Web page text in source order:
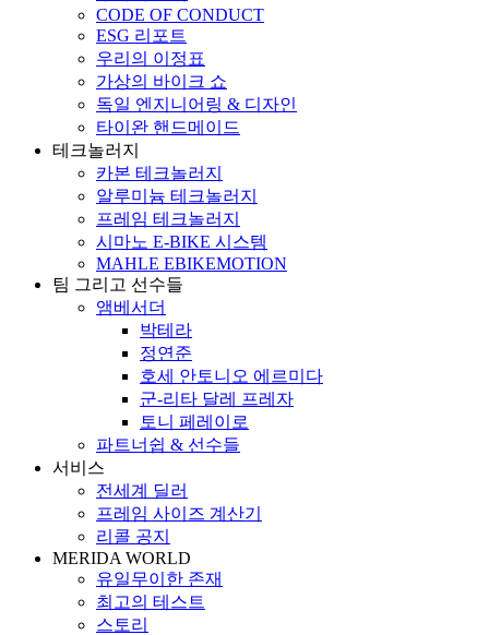
CODE OF CONDUCT
ESG 리포트
우리의 이정표
가상의 바이크 쇼
독일 엔지니어링 & 디자인
타이완 핸드메이드
테크놀러지
카본 테크놀러지
알루미늄 테크놀러지
프레임 테크놀러지
시마노 E-BIKE 시스템
MAHLE EBIKEMOTION
팀 그리고 선수들
앰베서더
박테라
정연준
호세 안토니오 에르미다
군-리타 달레 프레자
토니 페레이로
파트너쉽 & 선수들
서비스
전세계 딜러
프레임 사이즈 계산기
리콜 공지
MERIDA WORLD
유일무이한 존재
최고의 테스트
스토리